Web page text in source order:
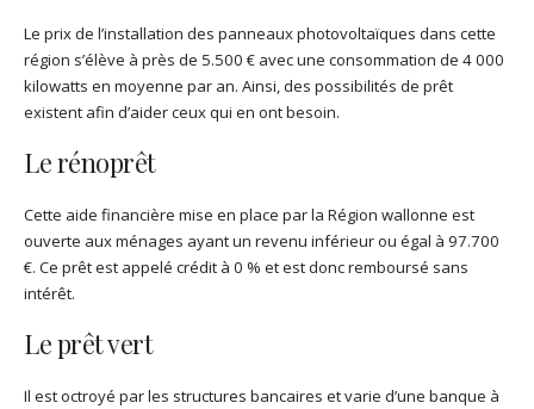
Le prix de l’installation des panneaux photovoltaïques dans cette
région s’élève à près de 5.500 € avec une consommation de 4 000
kilowatts en moyenne par an. Ainsi, des possibilités de prêt
existent afin d’aider ceux qui en ont besoin.
Le rénoprêt
Cette aide financière mise en place par la Région wallonne est
ouverte aux ménages ayant un revenu inférieur ou égal à 97.700
€. Ce prêt est appelé crédit à 0 % et est donc remboursé sans
intérêt.
Le prêt vert
Il est octroyé par les structures bancaires et varie d’une banque à